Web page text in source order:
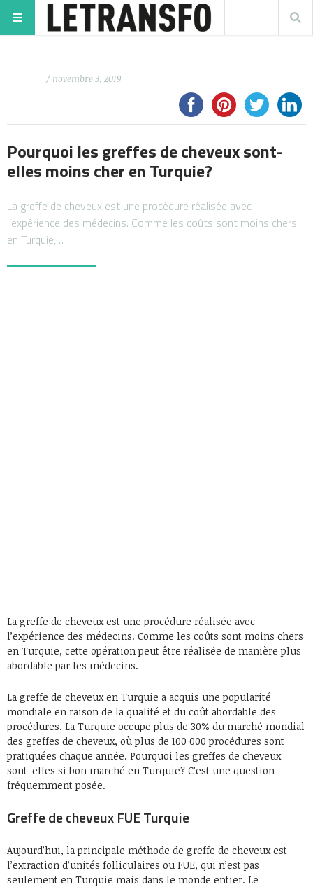
/ novembre 3, 2019
Pourquoi les greffes de cheveux sont-
elles moins cher en Turquie?
La greffe de cheveux est une procédure réalisée avec
l’expérience des médecins. Comme les coûts sont moins chers
en Turquie,…
La greffe de cheveux est une procédure réalisée avec
l’expérience des médecins. Comme les coûts sont moins chers
en Turquie, cette opération peut être réalisée de manière plus
abordable par les médecins.
La greffe de cheveux en Turquie a acquis une popularité
mondiale en raison de la qualité et du coût abordable des
procédures. La Turquie occupe plus de 30% du marché mondial
des greffes de cheveux, où plus de 100 000 procédures sont
pratiquées chaque année. Pourquoi les greffes de cheveux
sont-elles si bon marché en Turquie? C’est une question
fréquemment posée.
Greffe de cheveux FUE Turquie
Aujourd’hui, la principale méthode de greffe de cheveux est
l’extraction d’unités folliculaires ou FUE, qui n’est pas
seulement en Turquie mais dans le monde entier. Le